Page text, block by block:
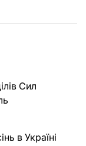
Сил
в Україні